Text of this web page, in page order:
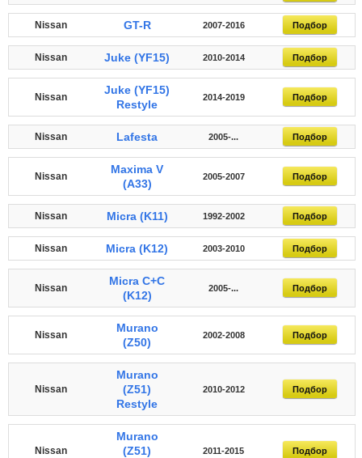
Nissan GT-R 2007-2016 Подбор
Nissan Juke (YF15) 2010-2014 Подбор
Nissan
Juke (YF15)
Restyle
2014-2019 Подбор
Nissan Lafesta 2005-... Подбор
Nissan
Maxima V
(A33)
2005-2007 Подбор
Nissan Micra (K11) 1992-2002 Подбор
Nissan Micra (K12) 2003-2010 Подбор
Nissan
Micra C+C
(K12)
2005-... Подбор
Nissan
Murano
(Z50)
2002-2008 Подбор
Nissan
Murano
(Z51)
Restyle
2010-2012 Подбор
Nissan
Murano
(Z51)
2011-2015 Подбор